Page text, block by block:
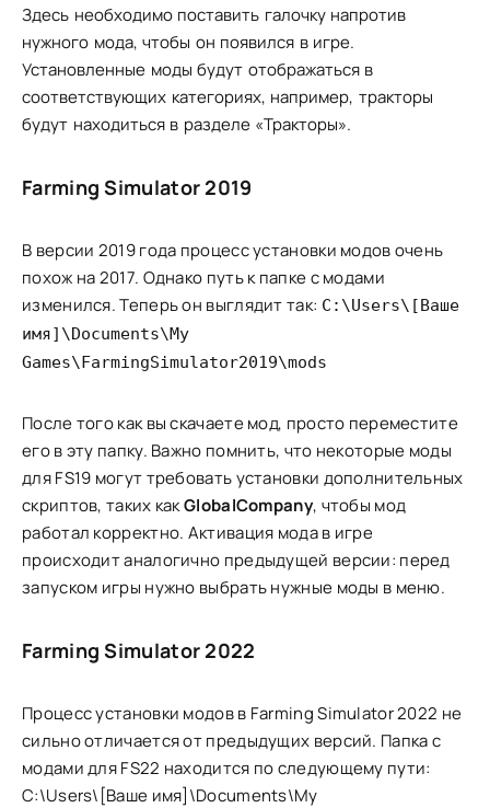
Здесь необходимо поставить галочку напротив
нужного мода, чтобы он появился в игре.
Установленные моды будут отображаться в
соответствующих категориях, например, тракторы
будут находиться в разделе «Тракторы».
Farming Simulator 2019
В версии 2019 года процесс установки модов очень
похож на 2017. Однако путь к папке с модами
изменился. Теперь он выглядит так: C:\Users\[Ваше
имя]\Documents\My
Games\FarmingSimulator2019\mods
После того как вы скачаете мод, просто переместите
его в эту папку. Важно помнить, что некоторые моды
для FS19 могут требовать установки дополнительных
скриптов, таких какGlobalCompany, чтобы мод
работал корректно. Активация мода в игре
происходит аналогично предыдущей версии: перед
запуском игры нужно выбрать нужные моды в меню.
Farming Simulator 2022
Процесс установки модов в Farming Simulator 2022 не
сильно отличается от предыдущих версий. Папка с
модами для FS22 находится по следующему пути:
C:\Users\[Ваше имя]\Documents\My